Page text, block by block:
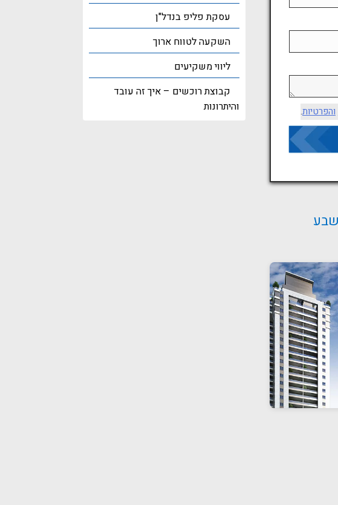
והפרטיות.
עסקת פליפ בנדל"ן
השקעה לטווח ארוך
ליווי משקיעים
קבוצת רוכשים – איך זה עובד
והיתרונות